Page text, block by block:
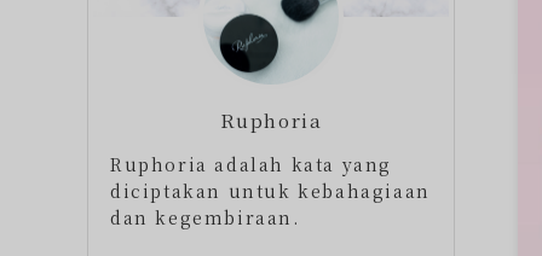
Ruphoria
Ruphoria adalah kata yang
diciptakan untuk kebahagiaan
dan kegembiraan.